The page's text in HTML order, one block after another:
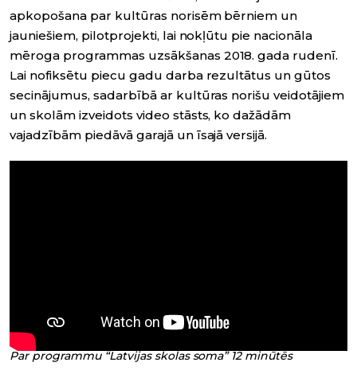
apkopošana par kultūras norisēm bērniem un
jauniešiem, pilotprojekti, lai nokļūtu pie nacionāla
mēroga programmas uzsākšanas 2018. gada rudenī.
Lai nofiksētu piecu gadu darba rezultātus un gūtos
secinājumus, sadarbībā ar kultūras norišu veidotājiem
un skolām izveidots video stāsts, ko dažādām
vajadzībām piedāvā garajā un īsajā versijā.
Par programmu “Latvijas skolas soma” 12 minūtēs